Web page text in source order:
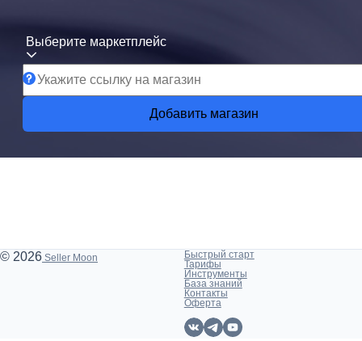
Выберите маркетплейс
Добавить магазин
© 2026 Seller Moon
Быстрый старт
Тарифы
Инструменты
База знаний
Контакты
Оферта